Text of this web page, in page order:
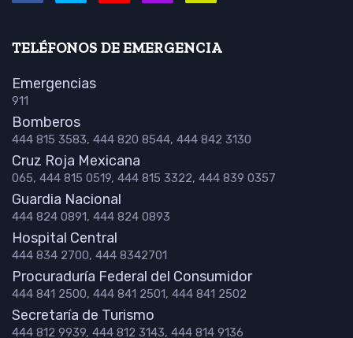
TELÉFONOS DE EMERGENCIA
Emergencias
911
Bomberos
444 815 3583, 444 820 8544, 444 842 3130
Cruz Roja Mexicana
065, 444 815 0519, 444 815 3322, 444 839 0357
Guardia Nacional
444 824 0891, 444 824 0893
Hospital Central
444 834 2700, 444 8342701
Procuraduría Federal del Consumidor
444 841 2500, 444 841 2501, 444 841 2502
Secretaría de Turismo
444 812 9939, 444 812 3143, 444 814 9136